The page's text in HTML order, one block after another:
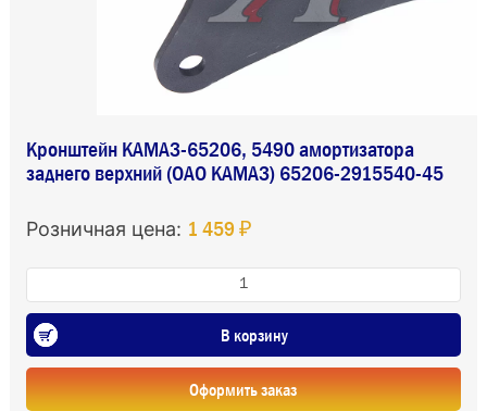
Кронштейн КАМАЗ-65206, 5490 амортизатора
заднего верхний (ОАО КАМАЗ) 65206-2915540-45
Розничная цена: 1 459 ₽
В корзину
Оформить заказ